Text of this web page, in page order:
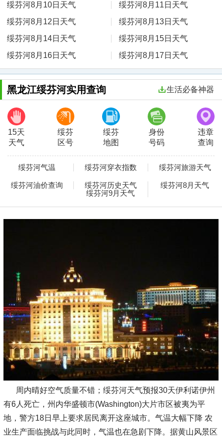
绥芬河8月10日天气
绥芬河8月11日天气
绥芬河8月12日天气
绥芬河8月13日天气
绥芬河8月14日天气
绥芬河8月15日天气
绥芬河8月16日天气
绥芬河8月17日天气
黑龙江绥芬河实用查询 生活必备神器
15天
天气
绥芬
区号
绥芬
地图
身份
号码
违章
查询
绥芬河气温 绥芬河穿衣指数 绥芬河旅游天气
绥芬河油价查询 绥芬河历史天气
绥芬河8月天气
绥芬河9月天气
周内晴好空气质量不错；绥芬河天气预报30天伊利诺伊州
有6人死亡，州内华盛顿市(Washington)大片市区被夷为平
地，警方18日早上要求居民离开这座城市。气温大幅下降 农
业生产面临挑战与此同时，气温也在急剧下降。据黄山风景区